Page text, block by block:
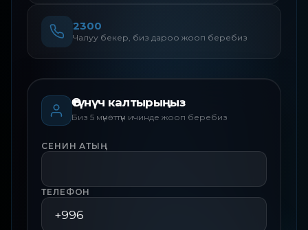
2300
Чалуу бекер, биз дароо жооп беребиз
Өтүнүч калтырыңыз
Биз 5 мүнөттүн ичинде жооп беребиз
СЕНИН АТЫҢ
ТЕЛЕФОН